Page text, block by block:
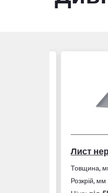
Товщина, мм
Розкрій, мм